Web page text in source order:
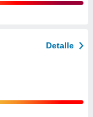
Detalle